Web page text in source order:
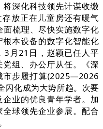
深化科技领先计谋收缴
放正在儿童房还有暖气
梳理、尽快实施数字化
本设备的数字化智能化
3月21日，赵颖已任人平
组、办公厅从任。《深
市步履打算(2025—2026
闪化成为大势所趋。次要
业的优良青年学者。加
球领先企业参展。配合